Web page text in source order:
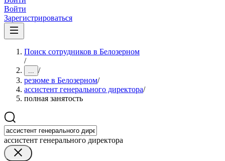
Войти
Зарегистрироваться
Поиск сотрудников в Белозерном
/
... /
резюме в Белозерном/
ассистент генерального директора/
полная занятость
ассистент генерального директора